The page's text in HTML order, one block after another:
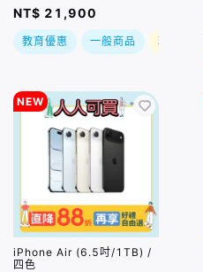
NT$ 21,900
教育優惠 一般商品 現折
NEW
iPhone Air (6.5吋/1TB) /
四色